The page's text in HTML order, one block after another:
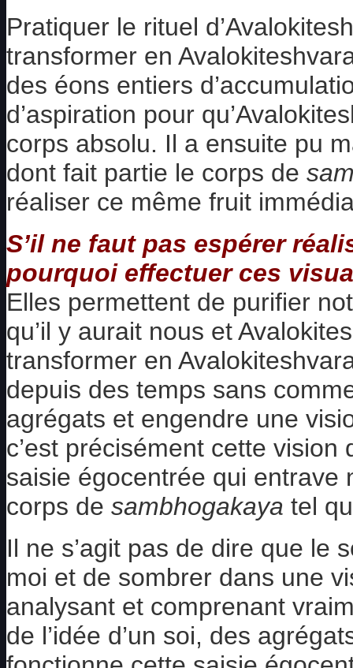
Pratiquer le rituel
transformer en
des éons entiers
d’aspiration pour
corps absolu. Il a ensuite pu
dont fait partie le corps de
réaliser ce même fruit
S’il ne faut pas espérer
pourquoi effectuer ces
Elles permettent de purifier
qu’il y aurait nous et
transformer en
depuis des temps sans
agrégats et engendre une
c’est précisément cette
saisie égocentrée qui entrave
corps de sambhogakaya tel
Il ne s’agit pas de dire que le
moi et de sombrer dans une
analysant et comprenant
de l’idée d’un soi, des